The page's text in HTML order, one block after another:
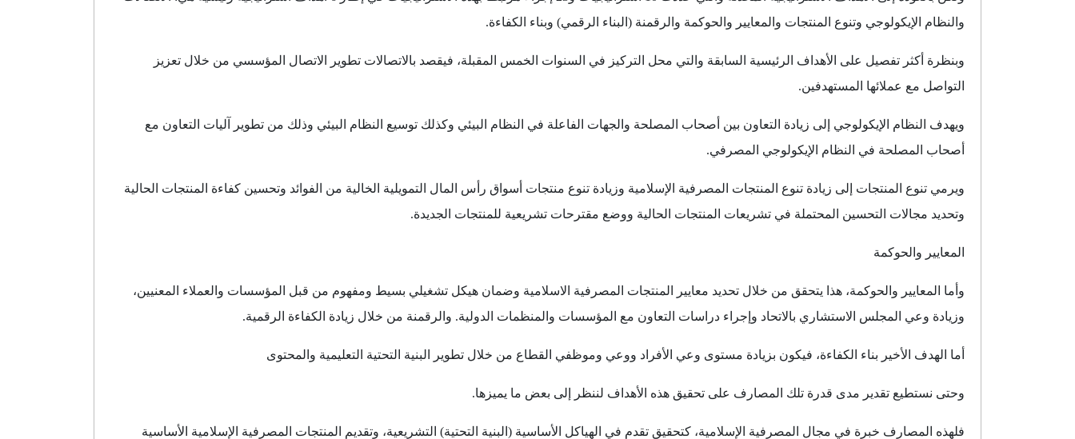
والنظام الإيكولوجي وتنوع المنتجات والمعايير والحوكمة والرقمنة (البناء الرقمي) وبناء الكفاءة.
وبنظرة أكثر تفصيل على الأهداف الرئيسية السابقة والتي محل التركيز في السنوات الخمس المقبلة، فيقصد بالاتصالات تطوير الاتصال المؤسسي من خلال تعزيز
التواصل مع عملائها المستهدفين.
ويهدف النظام الإيكولوجي إلى زيادة التعاون بين أصحاب المصلحة والجهات الفاعلة في النظام البيئي وكذلك توسيع النظام البيئي وذلك من تطوير آليات التعاون مع
أصحاب المصلحة في النظام الإيكولوجي المصرفي.
ويرمي تنوع المنتجات إلى زيادة تنوع المنتجات المصرفية الإسلامية وزيادة تنوع منتجات أسواق رأس المال التمويلية الخالية من الفوائد وتحسين كفاءة المنتجات الحالية
وتحديد مجالات التحسين المحتملة في تشريعات المنتجات الحالية ووضع مقترحات تشريعية للمنتجات الجديدة.
المعايير والحوكمة
وأما المعايير والحوكمة، هذا يتحقق من خلال تحديد معايير المنتجات المصرفية الاسلامية وضمان هيكل تشغيلي بسيط ومفهوم من قبل المؤسسات والعملاء المعنيين،
وزيادة وعي المجلس الاستشاري بالاتحاد وإجراء دراسات التعاون مع المؤسسات والمنظمات الدولية. والرقمنة من خلال زيادة الكفاءة الرقمية.
أما الهدف الأخير بناء الكفاءة، فيكون بزيادة مستوى وعي الأفراد ووعي وموظفي القطاع من خلال تطوير البنية التحتية التعليمية والمحتوى
وحتى نستطيع تقدير مدى قدرة تلك المصارف على تحقيق هذه الأهداف لننظر إلى بعض ما يميزها.
فلهذه المصارف خبرة في مجال المصرفية الإسلامية، كتحقيق تقدم في الهياكل الأساسية (البنية التحتية) التشريعية، وتقديم المنتجات المصرفية الإسلامية الأساسية